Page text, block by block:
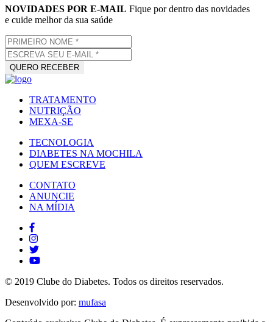
NOVIDADES POR E-MAIL Fique por dentro das novidades
e cuide melhor da sua saúde
TRATAMENTO
NUTRIÇÃO
MEXA-SE
TECNOLOGIA
DIABETES NA MOCHILA
QUEM ESCREVE
CONTATO
ANUNCIE
NA MÍDIA
© 2019 Clube do Diabetes. Todos os direitos reservados.
Desenvolvido por: mufasa